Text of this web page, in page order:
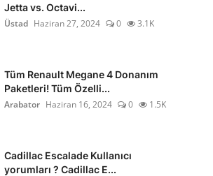
Jetta vs. Octavi...
Üstad Haziran 27, 2024 0 3.1K
Tüm Renault Megane 4 Donanım
Paketleri! Tüm Özelli...
Arabator Haziran 16, 2024 0 1.5K
Cadillac Escalade Kullanıcı
yorumları ? Cadillac E...